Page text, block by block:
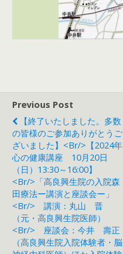
Previous Post
【終了いたしました。多数
の皆様のご参加ありがとうご
ざいました】<br/>【2024年
心の健康講座 10月20日
（日）13:30～16:00】
<br/>「高良興生院の入院森
田療法ー講演と座談会ー」
<br/> 講演：丸山 晋
（元・高良興生院医師）
<br/> 座談会：今井 壽正
（高良興生院入院体験者・脳